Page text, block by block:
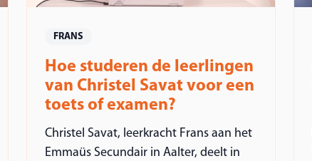
FRANS
Hoe studeren de leerlingen
van Christel Savat voor een
toets of examen?
Christel Savat, leerkracht Frans aan het
Emmaüs Secundair in Aalter, deelt in